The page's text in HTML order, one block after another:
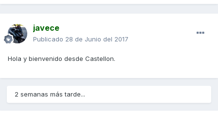
javece
Publicado 28 de Junio del 2017
Hola y bienvenido desde Castellon.
2 semanas más tarde...